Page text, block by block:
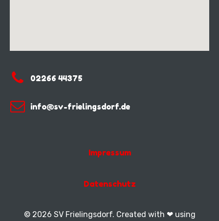
02266 44375
info@sv-frielingsdorf.de
Impressum
Datenschutz
© 2026 SV Frielingsdorf. Created with ❤ using